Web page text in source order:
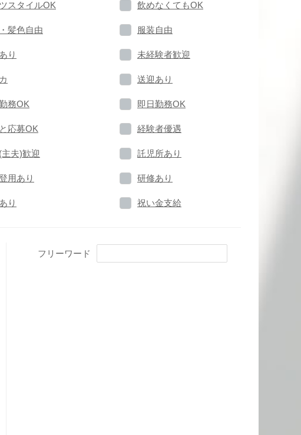
スタイルOK 飲めなくてもOK
髪色自由 服装自由
り 未経験者歓迎
送迎あり
務OK 即日勤務OK
応募OK 経験者優遇
夫)歓迎 託児所あり
用あり 研修あり
り 祝い金支給
フリーワード